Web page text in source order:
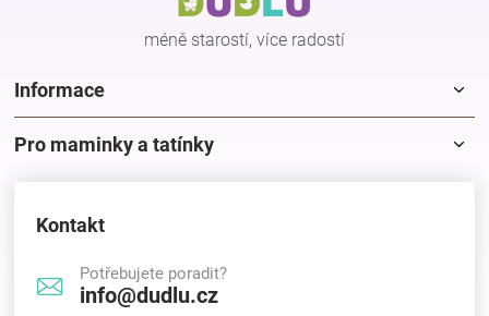
Hračkářství
méně starostí, více radostí
Informace
Pro maminky a tatínky
Kontakt
Potřebujete poradit?
info@dudlu.cz